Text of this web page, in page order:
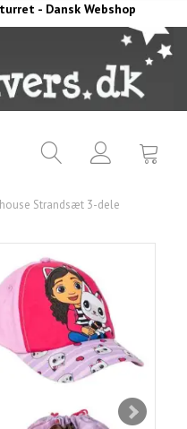
- Dansk Webshop
Strandsæt 3-dele